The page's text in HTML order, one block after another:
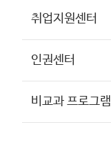
취업지원센터
인권센터
비교과 프로그램